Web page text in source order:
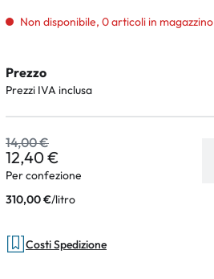
Non disponibile, 0 articoli in magazzino
Prezzo
Prezzi IVA inclusa
14,00 €
12,40 €
Per confezione
310,00 €/litro
Costi Spedizione